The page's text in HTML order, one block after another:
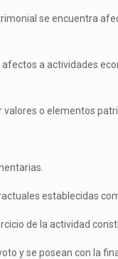
se encuentra
a actividades
o elementos
establecidas
de la actividad
y se posean con la